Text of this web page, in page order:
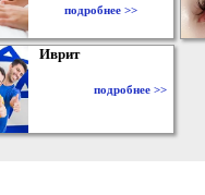
подробнее >>
Иврит
подробнее >>